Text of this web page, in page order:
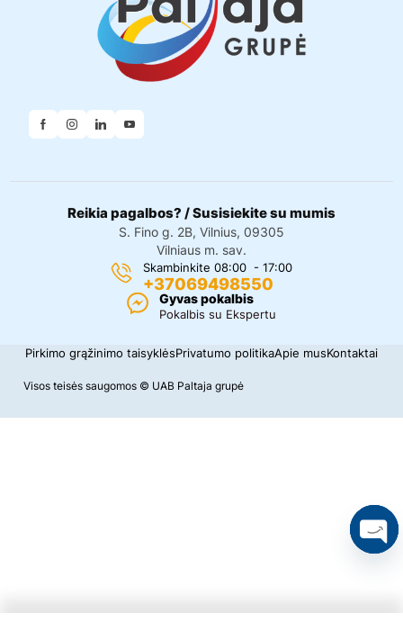
Reikia pagalbos? / Susisiekite su mumis
S. Fino g. 2B, Vilnius, 09305
Vilniaus m. sav.
Skambinkite 08:00 - 17:00
+37069498550
Gyvas pokalbis
Pokalbis su Ekspertu
Visos teisės saugomos © UAB Paltaja grupė
Pirkimo grąžinimo taisyklėsPrivatumo politikaApie musKontaktai
O